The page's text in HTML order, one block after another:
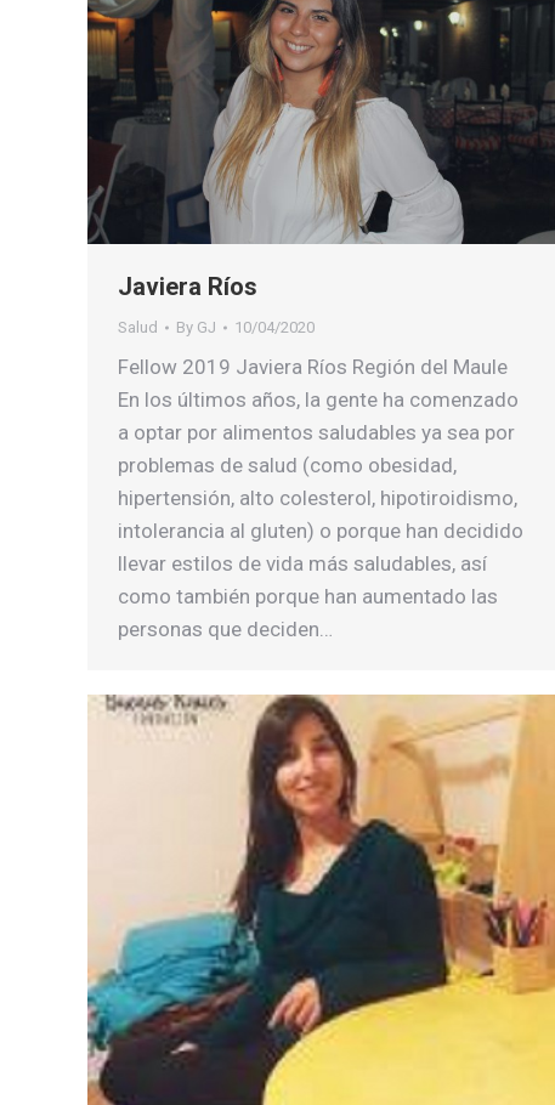
Javiera Ríos
Salud By GJ 10/04/2020
Fellow 2019 Javiera Ríos Región del Maule
En los últimos años, la gente ha comenzado
a optar por alimentos saludables ya sea por
problemas de salud (como obesidad,
hipertensión, alto colesterol, hipotiroidismo,
intolerancia al gluten) o porque han decidido
llevar estilos de vida más saludables, así
como también porque han aumentado las
personas que deciden…